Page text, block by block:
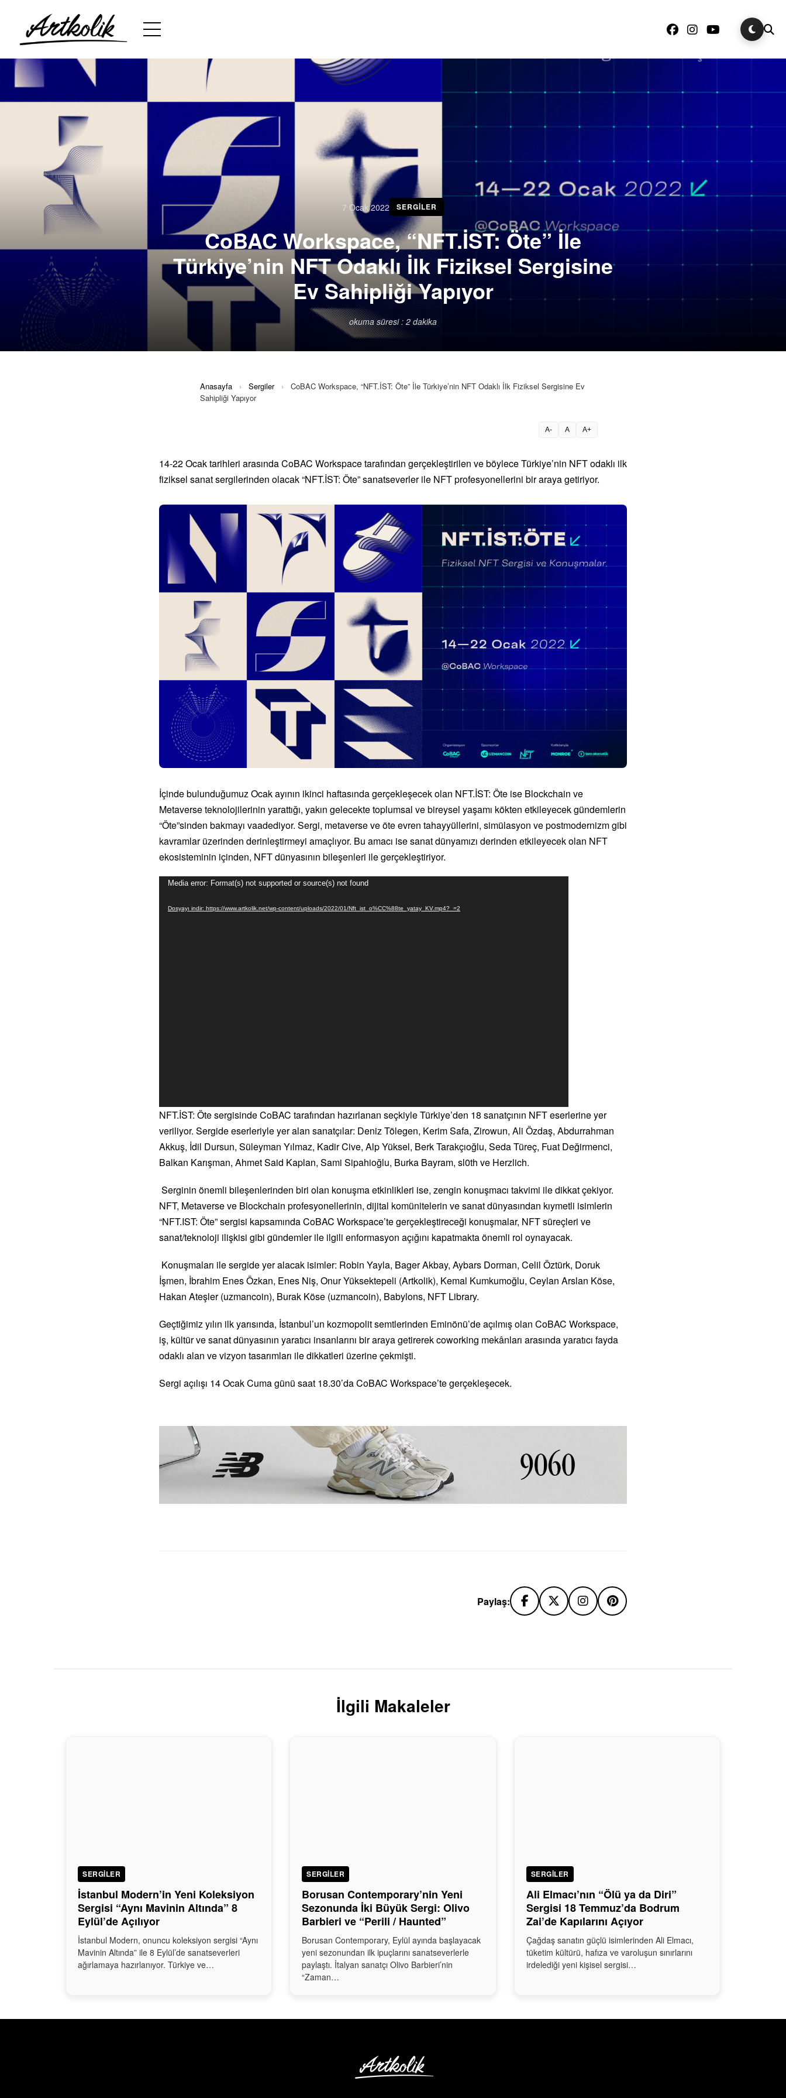
7 Ocak 2022 SERGILER
CoBAC Workspace, “NFT.İST: Öte” İle
Türkiye’nin NFT Odaklı İlk Fiziksel Sergisine
Ev Sahipliği Yapıyor
okuma süresi : 2 dakika
Anasayfa › Sergiler ›
CoBAC Workspace, “NFT.İST: Öte” İle Türkiye’nin NFT Odaklı İlk Fiziksel Sergisine Ev
Sahipliği Yapıyor
A- A A+
14-22 Ocak tarihleri arasında CoBAC Workspace tarafından gerçekleştirilen ve böylece Türkiye’nin NFT odaklı ilk
fiziksel sanat sergilerinden olacak “NFT.İST: Öte” sanatseverler ile NFT profesyonellerini bir araya getiriyor.
İçinde bulunduğumuz Ocak ayının ikinci haftasında gerçekleşecek olan NFT.İST: Öte ise Blockchain ve
Metaverse teknolojilerinin yarattığı, yakın gelecekte toplumsal ve bireysel yaşamı kökten etkileyecek gündemlerin
“Öte”sinden bakmayı vaadediyor. Sergi, metaverse ve öte evren tahayyüllerini, simülasyon ve postmodernizm gibi
kavramlar üzerinden derinleştirmeyi amaçlıyor. Bu amacı ise sanat dünyamızı derinden etkileyecek olan NFT
ekosisteminin içinden, NFT dünyasının bileşenleri ile gerçekleştiriyor.
Video
Media error: Format(s) not supported or source(s) not found
Dosyayı indir: https://www.artkolik.net/wp-content/uploads/2022/01/Nft_ist_o%CC%88te_yatay_KV.mp4?_=2
NFT.İST: Öte sergisinde CoBAC tarafından hazırlanan seçkiyle Türkiye’den 18 sanatçının NFT eserlerine yer
veriliyor. Sergide eserleriyle yer alan sanatçılar: Deniz Tölegen, Kerim Safa, Zirowun, Ali Özdaş, Abdurrahman
Akkuş, İdil Dursun, Süleyman Yılmaz, Kadir Cive, Alp Yüksel, Berk Tarakçıoğlu, Seda Türeç, Fuat Değirmenci,
Balkan Karışman, Ahmet Said Kaplan, Sami Sipahioğlu, Burka Bayram, sl0th ve Herzlich.
Serginin önemli bileşenlerinden biri olan konuşma etkinlikleri ise, zengin konuşmacı takvimi ile dikkat çekiyor.
NFT, Metaverse ve Blockchain profesyonellerinin, dijital komünitelerin ve sanat dünyasından kıymetli isimlerin
“NFT.IST: Öte” sergisi kapsamında CoBAC Workspace’te gerçekleştireceği konuşmalar, NFT süreçleri ve
sanat/teknoloji ilişkisi gibi gündemler ile ilgili enformasyon açığını kapatmakta önemli rol oynayacak.
Konuşmaları ile sergide yer alacak isimler: Robin Yayla, Bager Akbay, Aybars Dorman, Celil Öztürk, Doruk
İşmen, İbrahim Enes Özkan, Enes Niş, Onur Yüksektepeli (Artkolik), Kemal Kumkumoğlu, Ceylan Arslan Köse,
Hakan Ateşler (uzmancoin), Burak Köse (uzmancoin), Babylons, NFT Library.
Geçtiğimiz yılın ilk yarısında, İstanbul’un kozmopolit semtlerinden Eminönü’de açılmış olan CoBAC Workspace,
iş, kültür ve sanat dünyasının yaratıcı insanlarını bir araya getirerek coworking mekânları arasında yaratıcı fayda
odaklı alan ve vizyon tasarımları ile dikkatleri üzerine çekmişti.
Sergi açılışı 14 Ocak Cuma günü saat 18.30’da CoBAC Workspace’te gerçekleşecek.
Paylaş:
İlgili Makaleler
SERGILER
İstanbul Modern’in Yeni Koleksiyon
Sergisi “Aynı Mavinin Altında” 8
Eylül’de Açılıyor
İstanbul Modern, onuncu koleksiyon sergisi “Aynı
Mavinin Altında” ile 8 Eylül’de sanatseverleri
ağırlamaya hazırlanıyor. Türkiye ve…
SERGILER
Borusan Contemporary’nin Yeni
Sezonunda İki Büyük Sergi: Olivo
Barbieri ve “Perili / Haunted”
Borusan Contemporary, Eylül ayında başlayacak
yeni sezonundan ilk ipuçlarını sanatseverlerle
paylaştı. İtalyan sanatçı Olivo Barbieri’nin
“Zaman…
SERGILER
Ali Elmacı’nın “Ölü ya da Diri”
Sergisi 18 Temmuz’da Bodrum
Zai’de Kapılarını Açıyor
Çağdaş sanatın güçlü isimlerinden Ali Elmacı,
tüketim kültürü, hafıza ve varoluşun sınırlarını
irdelediği yeni kişisel sergisi…